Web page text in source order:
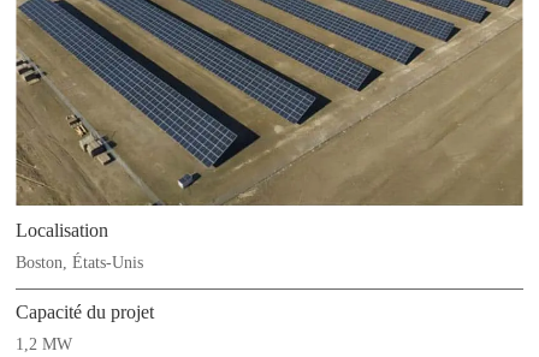
Localisation
Boston, États-Unis
Capacité du projet
1,2 MW